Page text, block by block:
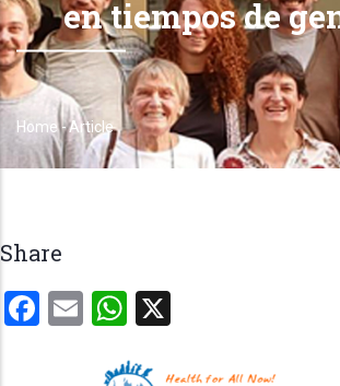
en tiempos de
Breadcrumb
Home -Article
Share
Facebook
EmailWhatsApp